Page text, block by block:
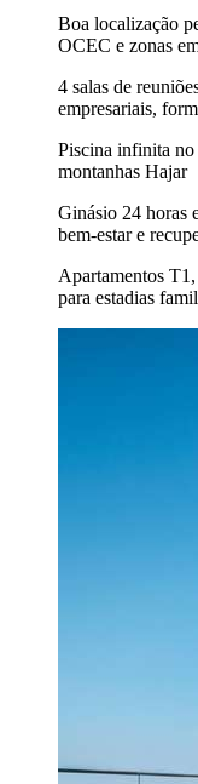
Boa localização
OCEC e zonas
4 salas de
empresariais,
Piscina infinita no
montanhas Hajar
Ginásio 24 horas
bem-estar e
Apartamentos
para estadias